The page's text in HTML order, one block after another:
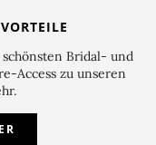
Hochzeit mit
Emotionen.
und Robin